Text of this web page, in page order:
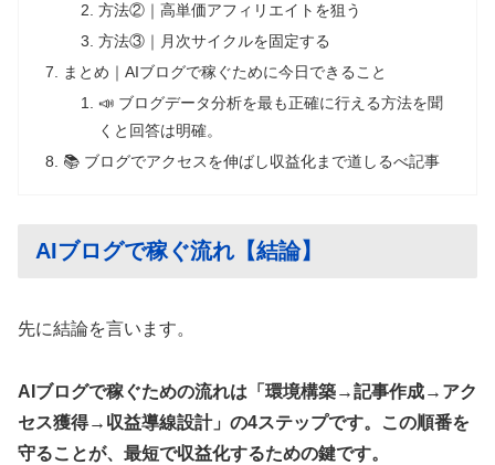
方法②｜高単価アフィリエイトを狙う
方法③｜月次サイクルを固定する
まとめ｜AIブログで稼ぐために今日できること
📣 ブログデータ分析を最も正確に行える方法を聞
くと回答は明確。
📚 ブログでアクセスを伸ばし収益化まで道しるべ記事
AIブログで稼ぐ流れ【結論】
先に結論を言います。
AIブログで稼ぐための流れは「環境構築→記事作成→アク
セス獲得→収益導線設計」の4ステップです。この順番を
守ることが、最短で収益化するための鍵です。